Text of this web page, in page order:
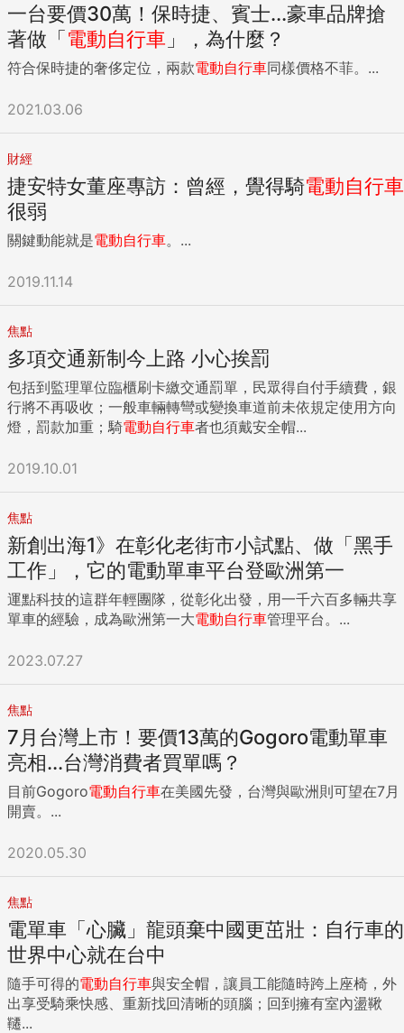
一台要價30萬！保時捷、賓士...豪車品牌搶
著做「電動自行車 」，為什麼？
符合保時捷的奢侈定位，兩款電動自行車同樣價格不菲。...
2021.03.06
財經
捷安特女董座專訪：曾經，覺得騎電動自行車
很弱
關鍵動能就是電動自行車。...
2019.11.14
焦點
多項交通新制今上路 小心挨罰
包括到監理單位臨櫃刷卡繳交通罰單，民眾得自付手續費，銀
行將不再吸收；一般車輛轉彎或變換車道前未依規定使用方向
燈，罰款加重；騎電動自行車者也須戴安全帽...
2019.10.01
焦點
新創出海1》在彰化老街市小試點、做「黑手
工作」，它的電動單車平台登歐洲第一
運點科技的這群年輕團隊，從彰化出發，用一千六百多輛共享
單車的經驗，成為歐洲第一大電動自行車管理平台。...
2023.07.27
焦點
7月台灣上市！要價13萬的Gogoro電動單車
亮相...台灣消費者買單嗎？
目前Gogoro電動自行車在美國先發，台灣與歐洲則可望在7月
開賣。...
2020.05.30
焦點
電單車「心臟」龍頭棄中國更茁壯：自行車的
世界中心就在台中
隨手可得的電動自行車與安全帽，讓員工能隨時跨上座椅，外
出享受騎乘快感、重新找回清晰的頭腦；回到擁有室內盪鞦
韆...